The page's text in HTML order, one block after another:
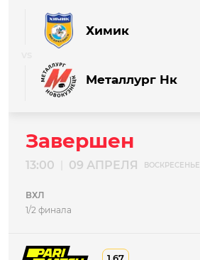
Химик
Металлург Нк
Завершен
13:00 09 АПРЕЛЯ ВОСКРЕСЕНЬЕ
ВХЛ
1/2 финала